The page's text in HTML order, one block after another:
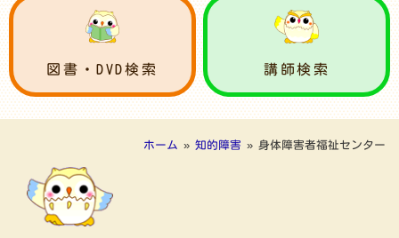
図書・DVD検索 講師検索
ホーム » 知的障害 » 身体障害者福祉センター